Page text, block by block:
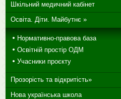
Шкільний медичний кабінет
Освіта. Діти. Майбутнє »
Нормативно-правова база
Освітній простір ОДМ
Учасники проєкту
Прозорість та відкритість»
Нова українська школа